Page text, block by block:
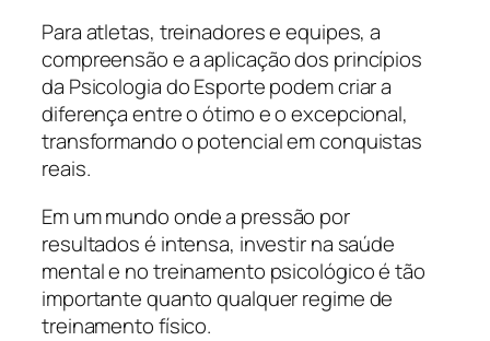
Para atletas, treinadores e equipes, a
compreensão e a aplicação dos princípios
da Psicologia do Esporte podem criar a
diferença entre o ótimo e o excepcional,
transformando o potencial em conquistas
reais.
Em um mundo onde a pressão por
resultados é intensa, investir na saúde
mental e no treinamento psicológico é tão
importante quanto qualquer regime de
treinamento físico.